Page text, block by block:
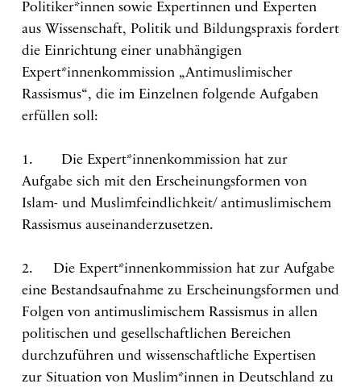
Politiker*innen sowie Expertinnen und Experten
aus Wissenschaft, Politik und Bildungspraxis fordert
die Einrichtung einer unabhängigen
Expert*innenkommission „Antimuslimischer
Rassismus“, die im Einzelnen folgende Aufgaben
erfüllen soll:
1. Die Expert*innenkommission hat zur
Aufgabe sich mit den Erscheinungsformen von
Islam- und Muslimfeindlichkeit/ antimuslimischem
Rassismus auseinanderzusetzen.
2. Die Expert*innenkommission hat zur Aufgabe
eine Bestandsaufnahme zu Erscheinungsformen und
Folgen von antimuslimischem Rassismus in allen
politischen und gesellschaftlichen Bereichen
durchzuführen und wissenschaftliche Expertisen
zur Situation von Muslim*innen in Deutschland zu